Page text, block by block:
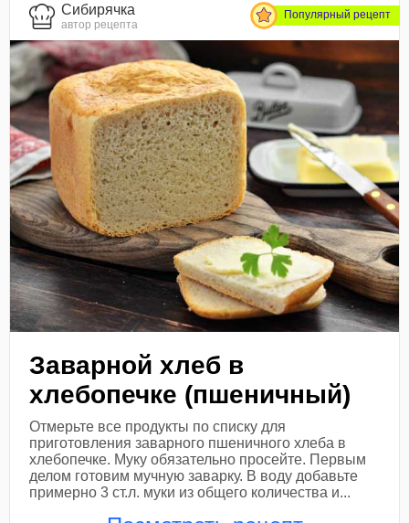
Сибирячка
автор рецепта
Популярный рецепт
Заварной хлеб в
хлебопечке (пшеничный)
Отмерьте все продукты по списку для
приготовления заварного пшеничного хлеба в
хлебопечке. Муку обязательно просейте. Первым
делом готовим мучную заварку. В воду добавьте
примерно 3 ст.л. муки из общего количества и...